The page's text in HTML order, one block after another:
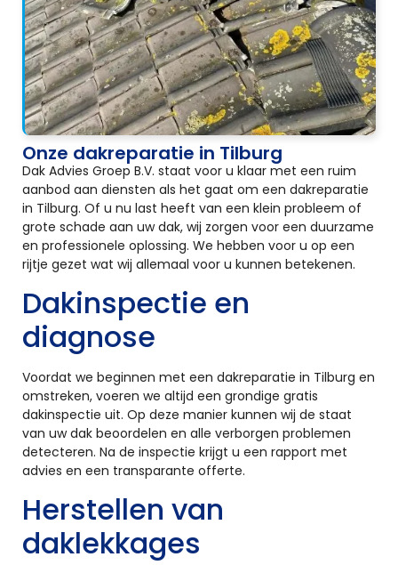
Onze dakreparatie in Tilburg
Dak Advies Groep B.V. staat voor u klaar met een ruim
aanbod aan diensten als het gaat om een dakreparatie
in Tilburg. Of u nu last heeft van een klein probleem of
grote schade aan uw dak, wij zorgen voor een duurzame
en professionele oplossing. We hebben voor u op een
rijtje gezet wat wij allemaal voor u kunnen betekenen.
Dakinspectie en
diagnose
Voordat we beginnen met een dakreparatie in Tilburg en
omstreken, voeren we altijd een grondige gratis
dakinspectie uit. Op deze manier kunnen wij de staat
van uw dak beoordelen en alle verborgen problemen
detecteren. Na de inspectie krijgt u een rapport met
advies en een transparante offerte.
Herstellen van
daklekkages